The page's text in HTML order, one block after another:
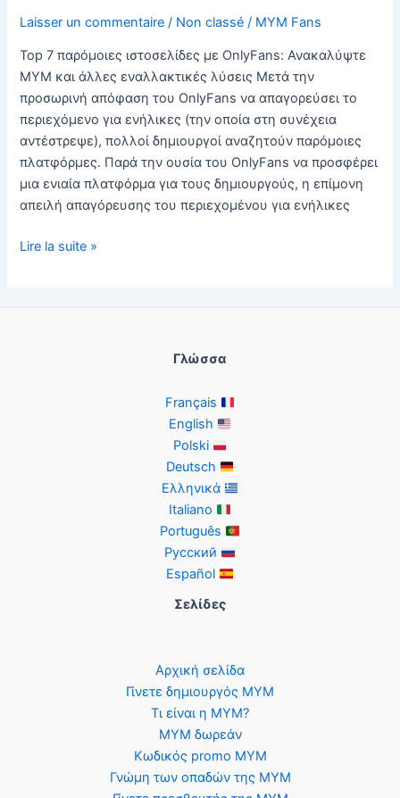
καλύτερο
βιογραφικό
σημείωμα
?
Laisser un commentaire / Non classé / MYM Fans
Top 7 παρόμοιες ιστοσελίδες με OnlyFans: Ανακαλύψτε
MYM και άλλες εναλλακτικές λύσεις Μετά την
προσωρινή απόφαση του OnlyFans να απαγορεύσει το
περιεχόμενο για ενήλικες (την οποία στη συνέχεια
αντέστρεψε), πολλοί δημιουργοί αναζητούν παρόμοιες
πλατφόρμες. Παρά την ουσία του OnlyFans να προσφέρει
μια ενιαία πλατφόρμα για τους δημιουργούς, η επίμονη
απειλή απαγόρευσης του περιεχομένου για ενήλικες
Ιστοσελίδα
Lire la suite »
Γλώσσα
Français
English
Polski
Deutsch
Ελληνικά
Italiano
Português
Русский
Español
Σελίδες
Αρχική σελίδα
Γίνετε δημιουργός MYM
Τι είναι η MYM?
MYM δωρεάν
Κωδικός promo MYM
Γνώμη των οπαδών της MYM